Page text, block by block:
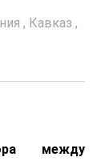
, Кавказ ,
между